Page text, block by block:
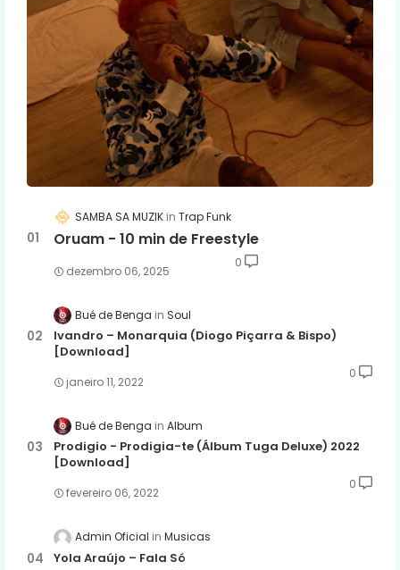
SAMBA SA MUZIK Trap Funk
Oruam - 10 min de Freestyle
dezembro 06, 2025
0
Bué de Benga Soul
Ivandro – Monarquia (Diogo Piçarra & Bispo)
[Download]
janeiro 11, 2022
0
Bué de Benga Album
Prodigio - Prodigia-te (Álbum Tuga Deluxe) 2022
[Download]
fevereiro 06, 2022
0
Admin Oficial Musicas
Yola Araújo – Fala Só